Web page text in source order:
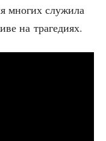
мно­гих слу­жи­ла
на трагедиях.